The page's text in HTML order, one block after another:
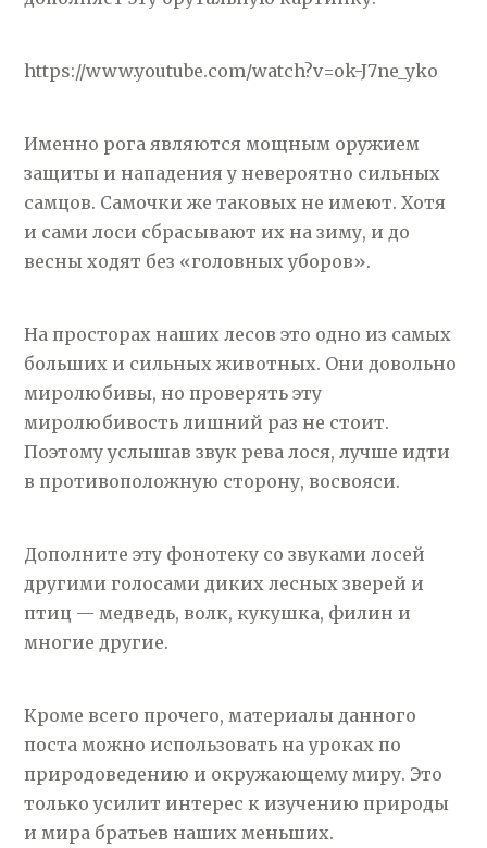
https://www.youtube.com/watch?v=ok-J7ne_yko
Именно рога являются мощным оружием
защиты и нападения у невероятно сильных
самцов. Самочки же таковых не имеют. Хотя
и сами лоси сбрасывают их на зиму, и до
весны ходят без «головных уборов».
На просторах наших лесов это одно из самых
больших и сильных животных. Они довольно
миролюбивы, но проверять эту
миролюбивость лишний раз не стоит.
Поэтому услышав звук рева лося, лучше идти
в противоположную сторону, восвояси.
Дополните эту фонотеку со звуками лосей
другими голосами диких лесных зверей и
птиц — медведь, волк, кукушка, филин и
многие другие.
Кроме всего прочего, материалы данного
поста можно использовать на уроках по
природоведению и окружающему миру. Это
только усилит интерес к изучению природы
и мира братьев наших меньших.